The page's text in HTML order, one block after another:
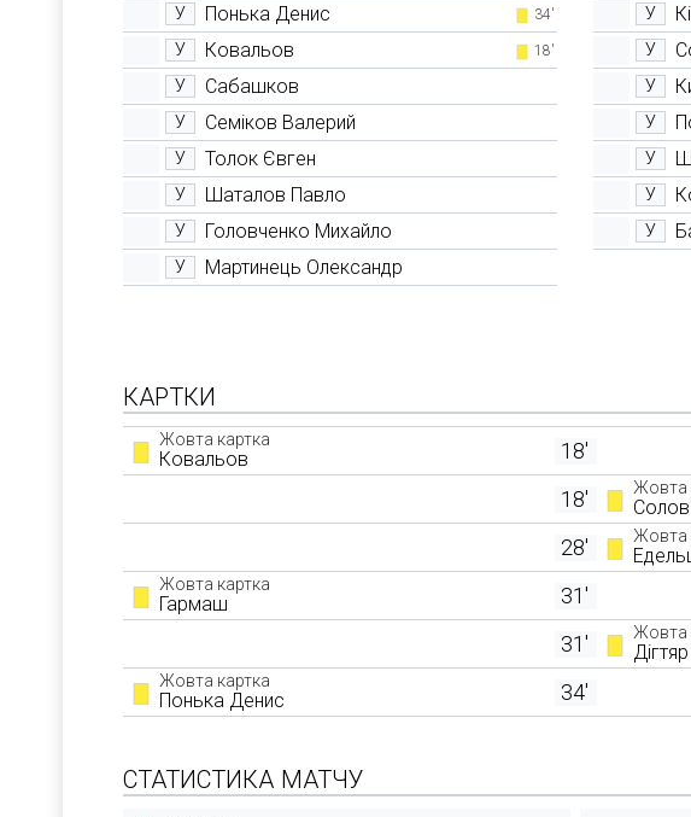
У Понька Денис 34'
У Ковальов 18'
У Сабашков
У Семіков Валерий
У Толок Євген
У Шаталов Павло
У Головченко Михайло
У Мартинець Олександр
У
У
У
У
У
У
У
КАРТКИ
Жовта картка
Ковальов
18'
18'
Жовта
28' Жовта
Жовта картка
Гармаш
31'
31'
Жовта
Жовта картка
Понька Денис 34'
СТАТИСТИКА МАТЧУ